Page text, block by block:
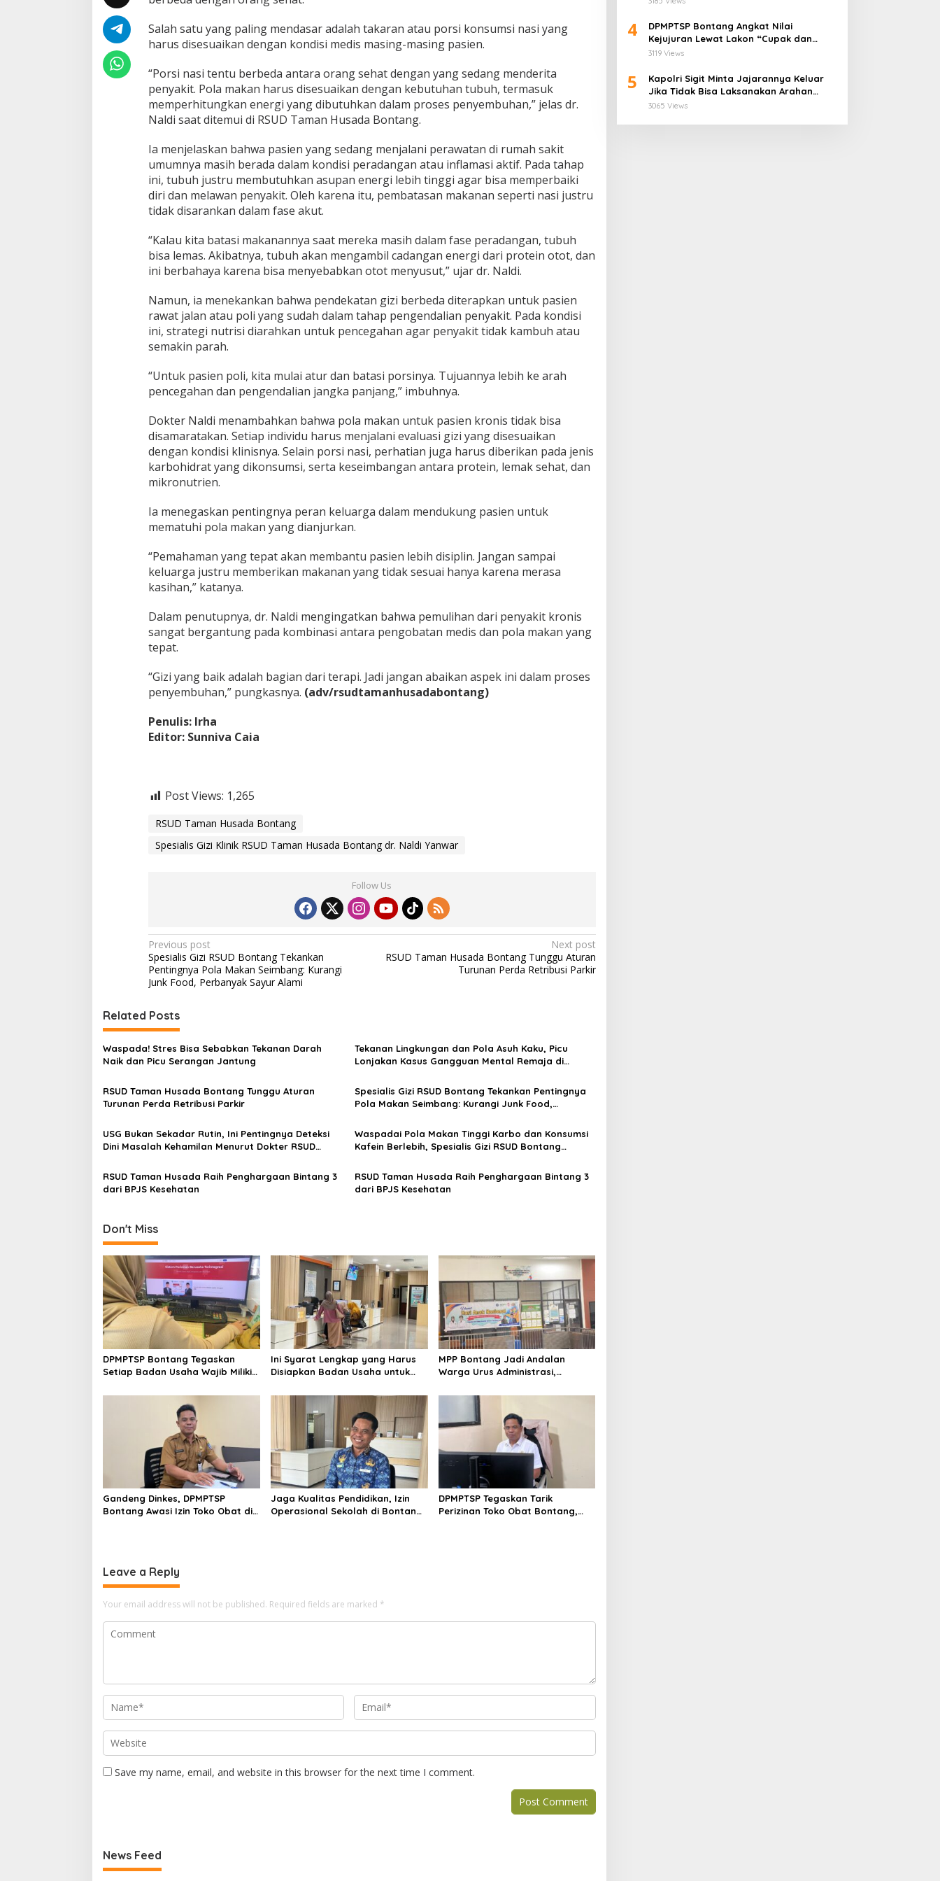
P
o
a
M
a
k
a
K
h
u
s
u
s
P
o
r
s
N
a
s
d
a
k
a
m
a
d
e
a
n
a
n
e
a
Salah satu yang paling mendasar adalah takaran atau porsi konsumsi nasi yang
harus disesuaikan dengan kondisi medis masing-masing pasien.
“Porsi nasi tentu berbeda antara orang sehat dengan yang sedang menderita
penyakit. Pola makan harus disesuaikan dengan kebutuhan tubuh, termasuk
memperhitungkan energi yang dibutuhkan dalam proses penyembuhan,” jelas dr.
Naldi saat ditemui di RSUD Taman Husada Bontang.
Ia menjelaskan bahwa pasien yang sedang menjalani perawatan di rumah sakit
umumnya masih berada dalam kondisi peradangan atau inflamasi aktif. Pada tahap
ini, tubuh justru membutuhkan asupan energi lebih tinggi agar bisa memperbaiki
diri dan melawan penyakit. Oleh karena itu, pembatasan makanan seperti nasi justru
tidak disarankan dalam fase akut.
“Kalau kita batasi makanannya saat mereka masih dalam fase peradangan, tubuh
bisa lemas. Akibatnya, tubuh akan mengambil cadangan energi dari protein otot, dan
ini berbahaya karena bisa menyebabkan otot menyusut,” ujar dr. Naldi.
Namun, ia menekankan bahwa pendekatan gizi berbeda diterapkan untuk pasien
rawat jalan atau poli yang sudah dalam tahap pengendalian penyakit. Pada kondisi
ini, strategi nutrisi diarahkan untuk pencegahan agar penyakit tidak kambuh atau
semakin parah.
“Untuk pasien poli, kita mulai atur dan batasi porsinya. Tujuannya lebih ke arah
pencegahan dan pengendalian jangka panjang,” imbuhnya.
Dokter Naldi menambahkan bahwa pola makan untuk pasien kronis tidak bisa
disamaratakan. Setiap individu harus menjalani evaluasi gizi yang disesuaikan
dengan kondisi klinisnya. Selain porsi nasi, perhatian juga harus diberikan pada jenis
karbohidrat yang dikonsumsi, serta keseimbangan antara protein, lemak sehat, dan
mikronutrien.
Ia menegaskan pentingnya peran keluarga dalam mendukung pasien untuk
mematuhi pola makan yang dianjurkan.
“Pemahaman yang tepat akan membantu pasien lebih disiplin. Jangan sampai
keluarga justru memberikan makanan yang tidak sesuai hanya karena merasa
kasihan,” katanya.
Dalam penutupnya, dr. Naldi mengingatkan bahwa pemulihan dari penyakit kronis
sangat bergantung pada kombinasi antara pengobatan medis dan pola makan yang
tepat.
“Gizi yang baik adalah bagian dari terapi. Jadi jangan abaikan aspek ini dalam proses
penyembuhan,” pungkasnya. (adv/rsudtamanhusadabontang)
Penulis: Irha
Editor: Sunniva Caia
Post Views: 1,265
RSUD Taman Husada Bontang
Spesialis Gizi Klinik RSUD Taman Husada Bontang dr. Naldi Yanwar
Follow Us
P
o
s
t
n
a
v
i
g
t
o
Previous post
Spesialis Gizi RSUD Bontang Tekankan
Pentingnya Pola Makan Seimbang: Kurangi
Junk Food, Perbanyak Sayur Alami
Next post
RSUD Taman Husada Bontang Tunggu Aturan
Turunan Perda Retribusi Parkir
Related Posts
Waspada! Stres Bisa Sebabkan Tekanan Darah
Naik dan Picu Serangan Jantung
Tekanan Lingkungan dan Pola Asuh Kaku, Picu
Lonjakan Kasus Gangguan Mental Remaja di
RSUD Taman Husada Bontang Tunggu Aturan
Turunan Perda Retribusi Parkir
Spesialis Gizi RSUD Bontang Tekankan Pentingnya
Pola Makan Seimbang: Kurangi Junk Food,
USG Bukan Sekadar Rutin, Ini Pentingnya Deteksi
Dini Masalah Kehamilan Menurut Dokter RSUD
Waspadai Pola Makan Tinggi Karbo dan Konsumsi
Kafein Berlebih, Spesialis Gizi RSUD Bontang
RSUD Taman Husada Raih Penghargaan Bintang 3
dari BPJS Kesehatan
RSUD Taman Husada Raih Penghargaan Bintang 3
dari BPJS Kesehatan
Don't Miss
DPMPTSP Bontang Tegaskan
Setiap Badan Usaha Wajib Miliki
Ini Syarat Lengkap yang Harus
Disiapkan Badan Usaha untuk
MPP Bontang Jadi Andalan
Warga Urus Administrasi,
Diminati Meski Serba Digital
Gandeng Dinkes, DPMPTSP
Bontang Awasi Izin Toko Obat di
Jaga Kualitas Pendidikan, Izin
Operasional Sekolah di Bontang
DPMPTSP Tegaskan Tarik
Perizinan Toko Obat Bontang,
Leave a Reply
Your email address will not be published. Required fields are marked *
Save my name, email, and website in this browser for the next time I comment.
News Feed
4
DPMPTSP Bontang Angkat Nilai
Kejujuran Lewat Lakon “Cupak dan
Gerantang” di Bontang City Carnaval
3119 Views
5
Kapolri Sigit Minta Jajarannya Keluar
Jika Tidak Bisa Laksanakan Arahan
Presiden Jokowi
3065 Views